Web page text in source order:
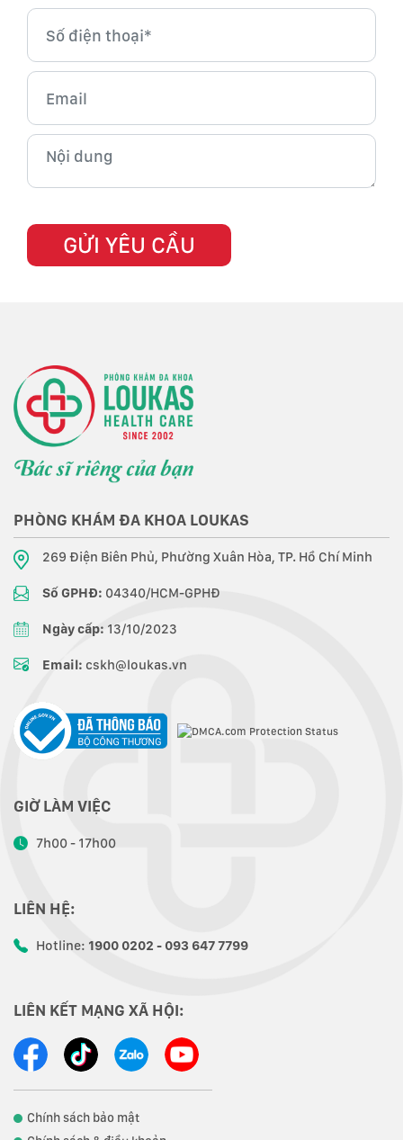
PHÒNG KHÁM ĐA KHOA LOUKAS
269 Điện Biên Phủ, Phường Xuân Hòa, TP. Hồ Chí Minh
Số GPHĐ: 04340/HCM-GPHĐ
Ngày cấp: 13/10/2023
Email: cskh@loukas.vn
GIỜ LÀM VIỆC
7h00 - 17h00
LIÊN HỆ:
Hotline: 1900 0202 - 093 647 7799
LIÊN KẾT MẠNG XÃ HỘI:
Chính sách bảo mật